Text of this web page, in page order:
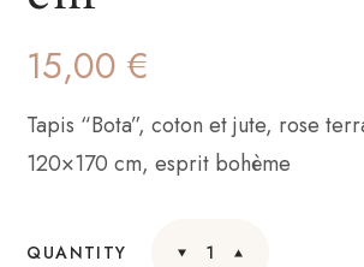
15,00€
Tapis “Bota”, coton et jute, rose
120×170 cm, esprit bohème
QUANTITY